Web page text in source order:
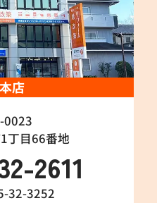
店
0023
丁目66番地
2611
32-3252